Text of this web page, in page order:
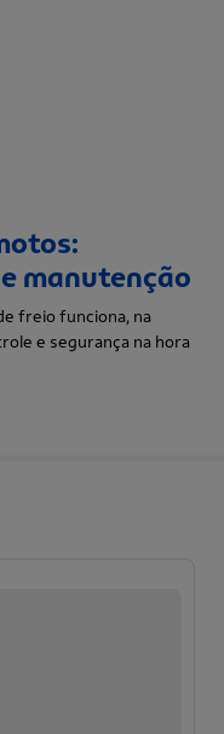
manutenção
freio funciona, na
e segurança na hora